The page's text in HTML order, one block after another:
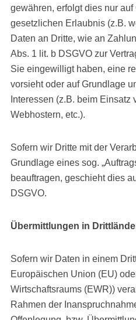
gewähren, erfolgt dies nur
gesetzlichen Erlaubnis (z.B.
Daten an Dritte, wie an
Abs. 1 lit. b DSGVO zur
Sie eingewilligt haben, eine
vorsieht oder auf Grundlage
Interessen (z.B. beim Einsatz
Webhostern, etc.).
Sofern wir Dritte mit der
Grundlage eines sog.
beauftragen, geschieht dies
DSGVO.
Übermittlungen in
Sofern wir Daten in einem
Europäischen Union (EU)
Wirtschaftsraums (EWR))
Rahmen der